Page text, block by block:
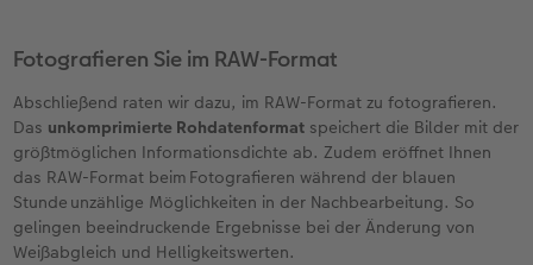
Fotografieren Sie im RAW-Format
Abschließend raten wir dazu, im RAW-Format zu fotografieren.
Das unkomprimierte Rohdatenformat speichert die Bilder mit der
größtmöglichen Informationsdichte ab. Zudem eröffnet Ihnen
das RAW-Format beim Fotografieren während der blauen
Stunde unzählige Möglichkeiten in der Nachbearbeitung. So
gelingen beeindruckende Ergebnisse bei der Änderung von
Weißabgleich und Helligkeitswerten.